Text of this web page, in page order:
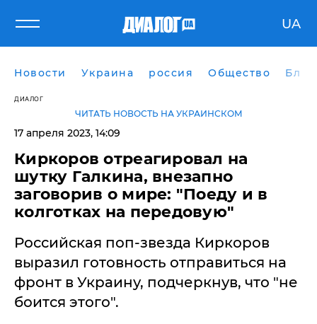
UA
Новости Украина россия Общество
ДИАЛОГ
ЧИТАТЬ НОВОСТЬ НА УКРАИНСКОМ
17 апреля 2023, 14:09
Киркоров отреагировал на
шутку Галкина, внезапно
заговорив о мире: "Поеду и в
колготках на передовую"
Российская поп-звезда Киркоров
выразил готовность отправиться на
фронт в Украину, подчеркнув, что "не
боится этого".